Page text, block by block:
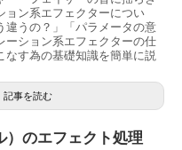
ョン系エフェクターについ
違うの？」「パラメータの意
ーション系エフェクターの仕
なす為の基礎知識を簡単に説
記事を読む
）のエフェクト処理